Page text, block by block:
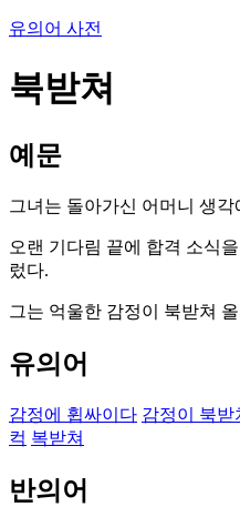
유의어 사전
북받쳐
예문
그녀는 돌아가신 어머니 생
오랜 기다림 끝에 합격 소식
렀다.
그는 억울한 감정이 북받쳐
유의어
감정에 휩싸이다 감정이 북받
컥 복받쳐
반의어